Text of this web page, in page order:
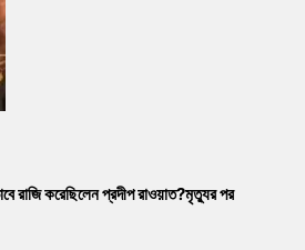
রাজি করেছিলেন প্রদীপ রাওয়াত?মৃত্যুর পর